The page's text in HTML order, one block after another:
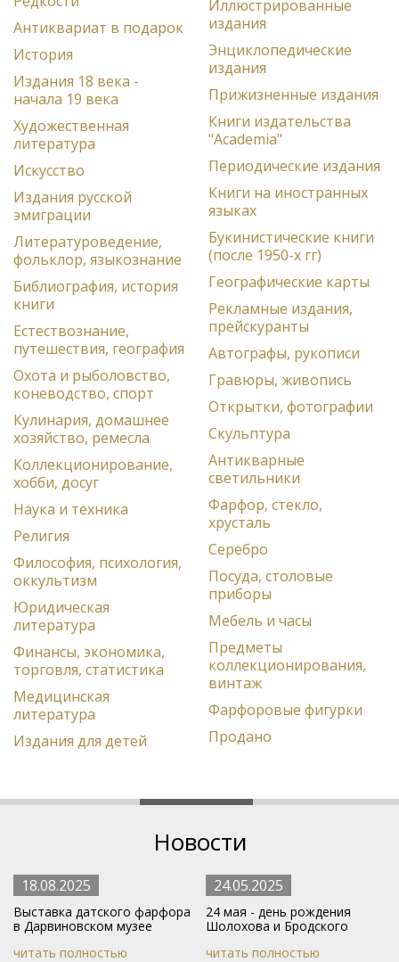
Антиквариат в подарок
История
Издания 18 века -
начала 19 века
Художественная
литература
Искусство
Издания русской
эмиграции
Литературоведение,
фольклор, языкознание
Библиография, история
книги
Естествознание,
путешествия, география
Охота и рыболовство,
коневодство, спорт
Кулинария, домашнее
хозяйство, ремесла
Коллекционирование,
хобби, досуг
Наука и техника
Религия
Философия, психология,
оккультизм
Юридическая
литература
Финансы, экономика,
торговля, статистика
Медицинская
литература
Издания для детей
Иллюстрированные
издания
Энциклопедические
издания
Прижизненные издания
Книги издательства
"Academia"
Периодические издания
Книги на иностранных
языках
Букинистические книги
(после 1950-х гг)
Географические карты
Рекламные издания,
прейскуранты
Автографы, рукописи
Гравюры, живопись
Открытки, фотографии
Скульптура
Антикварные
светильники
Фарфор, стекло,
хрусталь
Серебро
Посуда, столовые
приборы
Мебель и часы
Предметы
коллекционирования,
винтаж
Фарфоровые фигурки
Продано
Новости
18.08.2025
Выставка датского фарфора
в Дарвиновском музее
читать полностью
24.05.2025
24 мая - день рождения
Шолохова и Бродского
читать полностью